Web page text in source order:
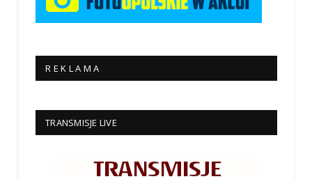
R E K L A M A
TRANSMISJE LIVE